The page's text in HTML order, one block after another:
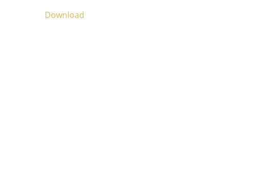
Download